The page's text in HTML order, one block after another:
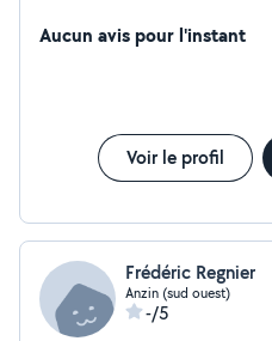
Aucun avis pour l'instant
Voir le profil
Frédéric Regnier
Anzin (sud ouest)
-/5